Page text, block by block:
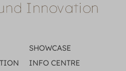
SHOWCASE
INFO CENTRE